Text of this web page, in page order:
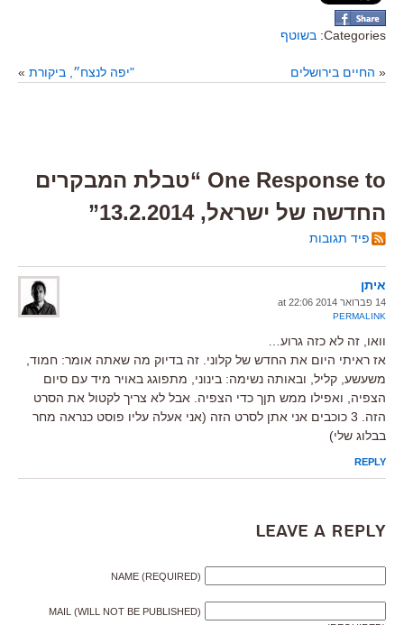
Categories: בשוטף
« החיים בירושלים "יפה לנצח״, ביקורת »
One Response to “טבלת המבקרים
החדשה של ישראל, 13.2.2014”
פיד תגובות
איתן
14 פברואר 2014 at 22:06
PERMALINK
וואו, זה לא כזה גרוע…
אז ראיתי היום את החדש של קלוני. זה בדיוק מה שאתה אומר: חמוד,
משעשע, קליל, ובאותה נשימה: בינוני, מתפוגג באויר מיד עם סיום
הצפיה, ואפילו ממש תןך כדי הצפיה. אבל לא צריך לקטול את הסרט
הזה. 3 כוכבים אני אתן לסרט הזה (אני אעלה עליו פוסט כנראה מחר
בבלוג שלי)
REPLY
Leave a Reply
NAME (REQUIRED)
MAIL (WILL NOT BE PUBLISHED)